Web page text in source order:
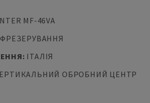
MF-46VA
ФРЕЗЕРУВАННЯ
: ІТАЛІЯ
ОБРОБНИЙ ЦЕНТР